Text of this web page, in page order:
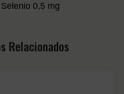
0,5 mg
Relacionados